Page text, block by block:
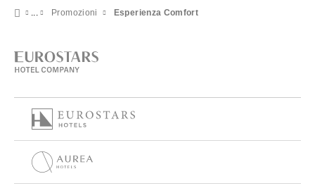
Promozioni Esperienza Comfort